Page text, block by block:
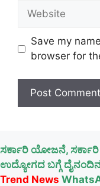
Website
Save my
browser for
ಸರ್ಕಾರಿ ಯೋಜನೆ,
ಉದ್ಯೋಗದ ಬಗ್ಗೆ
Trend News